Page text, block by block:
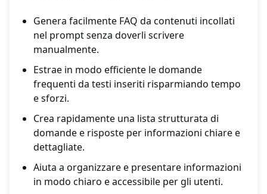
Genera facilmente FAQ da contenuti incollati
nel prompt senza doverli scrivere
manualmente.
Estrae in modo efficiente le domande
frequenti da testi inseriti risparmiando tempo
e sforzi.
Crea rapidamente una lista strutturata di
domande e risposte per informazioni chiare e
dettagliate.
Aiuta a organizzare e presentare informazioni
in modo chiaro e accessibile per gli utenti.